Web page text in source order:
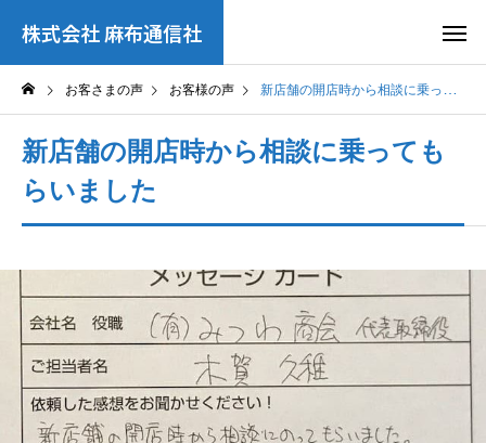
株式会社 麻布通信社
お客さまの声 お客様の声 新店舗の開店時から相談に乗ってもらいました
新店舗の開店時から相談に乗っても
らいました